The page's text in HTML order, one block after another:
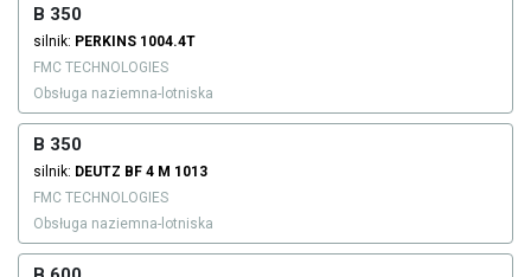
B 350
silnik: PERKINS 1004.4T
FMC TECHNOLOGIES
Obsługa naziemna-lotniska
B 350
silnik: DEUTZ BF 4 M 1013
FMC TECHNOLOGIES
Obsługa naziemna-lotniska